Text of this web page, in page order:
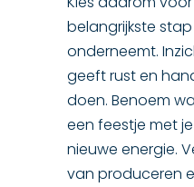
belangrijkste
onderneemt.
geeft rust en
doen. Benoem
een feestje met
nieuwe energie.
van produceren